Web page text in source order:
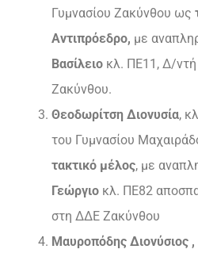
Γυμνασίου Ζακύνθου ως
Αντιπρόεδρο, με
Βασίλειο κλ. ΠΕ11, Δ/
Ζακύνθου.
Θεοδωρίτση Διονυσία,
του Γυμνασίου
τακτικό μέλος, με
Γεώργιο κλ. ΠΕ82
στη ΔΔΕ Ζακύνθου
Μαυροπόδης Διονύσιος ,